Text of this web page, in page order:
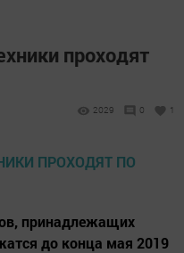
проходят
2029 0 1
принадлежащих
до конца мая 2019